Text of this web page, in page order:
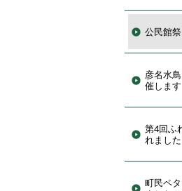
公民館
彦名水
催します
第4回ふ
れました
町民ペ